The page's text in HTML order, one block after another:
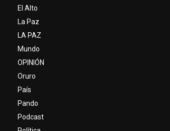
El Alto
La Paz
LA PAZ
Mundo
OPINIÓN
Oruro
País
Pando
Podcast